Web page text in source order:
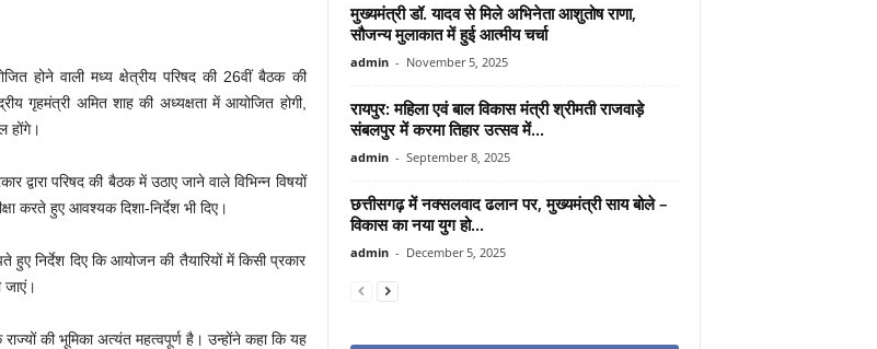
होने वाली मध्य क्षेत्रीय परिषद की 26वीं बैठक की
गृहमंत्री अमित शाह की अध्यक्षता में आयोजित होगी,
होंगे।
द्वारा परिषद की बैठक में उठाए जाने वाले विभिन्न विषयों
करते हुए आवश्यक दिशा-निर्देश भी दिए।
हुए निर्देश दिए कि आयोजन की तैयारियों में किसी प्रकार
जाएं।
की भूमिका अत्यंत महत्वपूर्ण है। उन्होंने कहा कि यह
मुख्यमंत्री डॉ. यादव से मिले अभिनेता आशुतोष राणा,
सौजन्य मुलाकात में हुई आत्मीय चर्चा
admin - November 5, 2025
रायपुर: महिला एवं बाल विकास मंत्री श्रीमती राजवाड़े
संबलपुर में करमा तिहार उत्सव में...
admin - September 8, 2025
छत्तीसगढ़ में नक्सलवाद ढलान पर, मुख्यमंत्री साय बोले –
विकास का नया युग हो...
admin - December 5, 2025